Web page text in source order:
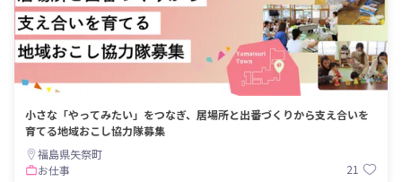
小さな「やってみたい」をつなぎ、居場所と出番づくりから支え合いを
育てる地域おこし協力隊募集
福島県矢祭町
お仕事
21